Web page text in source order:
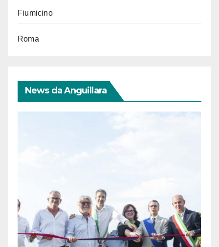
Fiumicino
Roma
News da Anguillara